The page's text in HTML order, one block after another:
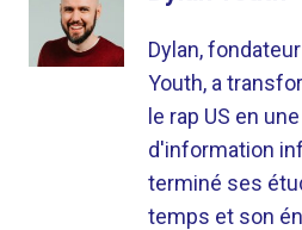
Dylan,
Youth, a
le rap US en
d'information
terminé ses
temps et son